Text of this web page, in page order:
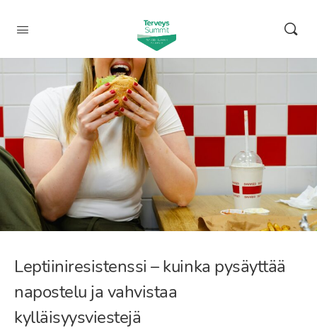
Leptiiniresistenssi – kuinka pysäyttää
napostelu ja vahvistaa
kylläisyysviestejä